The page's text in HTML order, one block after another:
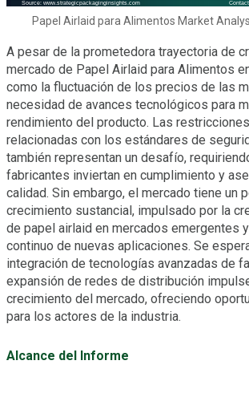
Papel Airlaid para Alimentos Market
A pesar de la prometedora trayectoria de
mercado de Papel Airlaid para Alimentos
como la fluctuación de los precios de las
necesidad de avances tecnológicos para
rendimiento del producto. Las
relacionadas con los estándares de
también representan un desafío,
fabricantes inviertan en cumplimiento y
calidad. Sin embargo, el mercado tiene un
crecimiento sustancial, impulsado por la
de papel airlaid en mercados emergentes
continuo de nuevas aplicaciones. Se
integración de tecnologías avanzadas de
expansión de redes de distribución
crecimiento del mercado, ofreciendo
para los actores de la industria.
Alcance del Informe